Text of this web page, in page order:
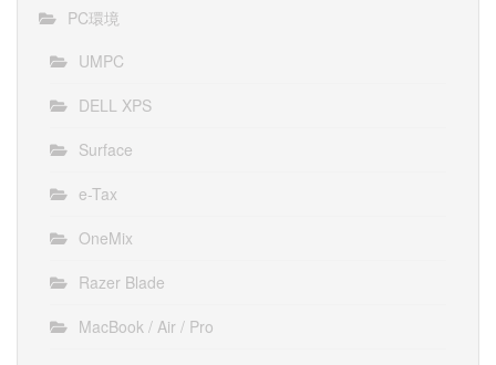
PC環境
UMPC
DELL XPS
Surface
e-Tax
OneMix
Razer Blade
MacBook / Air / Pro